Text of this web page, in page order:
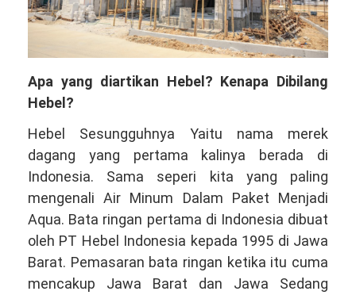
Apa yang diartikan Hebel? Kenapa Dibilang
Hebel?
Hebel Sesungguhnya Yaitu nama merek
dagang yang pertama kalinya berada di
Indonesia. Sama seperi kita yang paling
mengenali Air Minum Dalam Paket Menjadi
Aqua. Bata ringan pertama di Indonesia dibuat
oleh PT Hebel Indonesia kepada 1995 di Jawa
Barat. Pemasaran bata ringan ketika itu cuma
mencakup Jawa Barat dan Jawa Sedang